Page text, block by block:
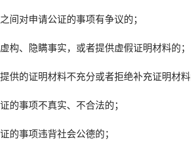
对申请公证的事项有争议的；
、隐瞒事实，或者提供虚假证明材料的；
的证明材料不充分或者拒绝补充证明材料
事项不真实、不合法的；
事项违背社会公德的；